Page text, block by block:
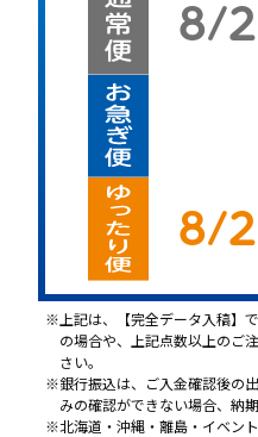
8/
8/
上記は、【完全データ入稿】
の場合や、上記点数以上のご
さい。
銀行振込は、ご入金確認後の
みの確認ができない場合、納
北海道・沖縄・離島・イベント